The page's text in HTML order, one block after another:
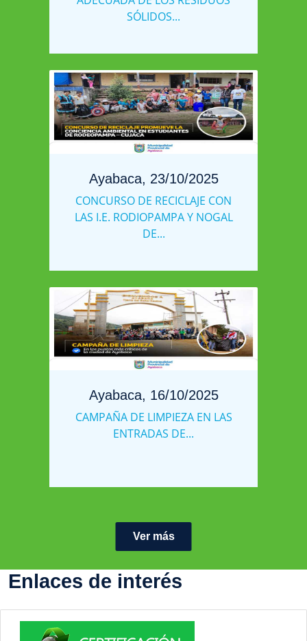
SÓLIDOS...
Ayabaca, 23/10/2025
CONCURSO DE RECICLAJE CON
LAS I.E. RODIOPAMPA Y NOGAL
DE...
Ayabaca, 16/10/2025
CAMPAÑA DE LIMPIEZA EN LAS
ENTRADAS DE...
Ver más
Enlaces de interés